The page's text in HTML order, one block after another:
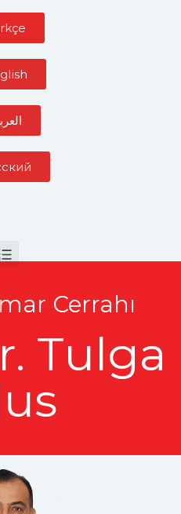
Cerrahı
Tulga